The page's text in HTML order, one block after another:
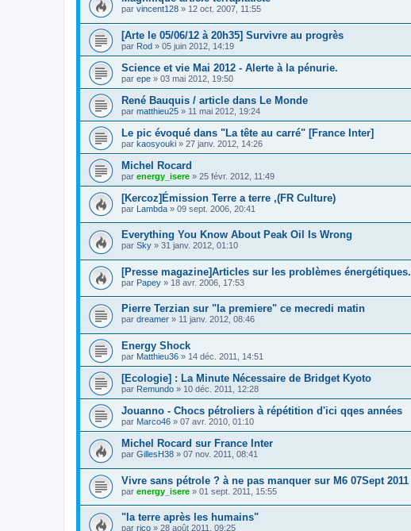
par vincent128 » 12 oct. 2007, 11:55
[Arte le 05/06/12 à 20h35] Survivre au progrès
par Rod » 05 juin 2012, 14:19
Science et vie Mai 2012 - Alerte à la pénurie.
par epe » 03 mai 2012, 19:50
René Bauquis / article dans Le Monde
par matthieu25 » 11 mai 2012, 19:24
Le pic évoqué dans "La tête au carré" [France Inter]
par kaosyouki » 27 janv. 2012, 14:26
Michel Rocard
par energy_isere » 25 févr. 2012, 11:49
[Kercoz]Émission Terre a terre ,(FR Culture)
par Lambda » 09 sept. 2006, 20:41
Everything You Know About Peak Oil Is Wrong
par Sky » 31 janv. 2012, 01:10
[Presse magazine]Articles sur les problèmes énergétiques.
par Papey » 18 avr. 2006, 17:53
Pierre Terzian sur "la premiere" ce mecredi matin
par dreamer » 11 janv. 2012, 08:46
Energy Shock
par Matthieu36 » 14 déc. 2011, 14:51
[Ecologie] : La Minute Nécessaire de Bridget Kyoto
par Remundo » 10 déc. 2011, 12:28
Jouanno - Chocs pétroliers à répétition d'ici qqes années
par Marco46 » 07 avr. 2010, 01:10
Michel Rocard sur France Inter
par GillesH38 » 07 nov. 2011, 08:41
Vivre sans pétrole ? à ne pas manquer sur M6 07Sept 2011
par energy_isere » 01 sept. 2011, 15:55
"la terre après les humains"
par rico » 28 août 2011, 09:25